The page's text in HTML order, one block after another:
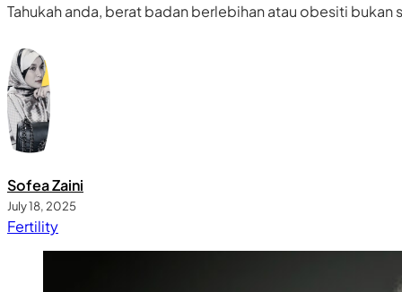
Tahukah anda, berat badan berlebihan atau obesiti
Sofea Zaini
July 18, 2025
Fertility